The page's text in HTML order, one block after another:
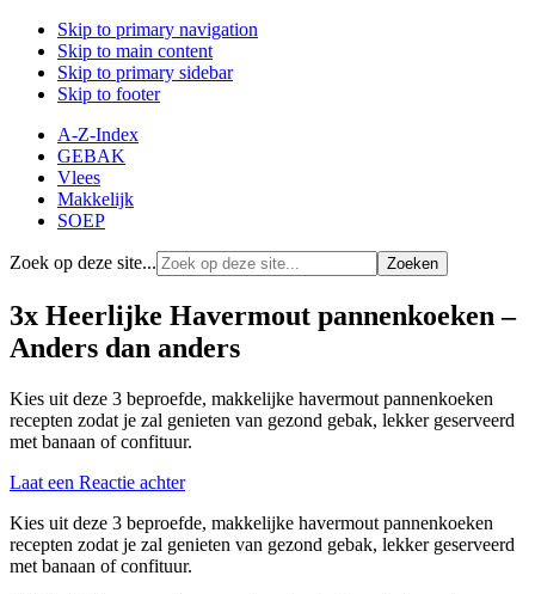
Skip to primary navigation
Skip to main content
Skip to primary sidebar
Skip to footer
A-Z-Index
GEBAK
Vlees
Makkelijk
SOEP
Zoek op deze site...
3x Heerlijke Havermout pannenkoeken –
Anders dan anders
Kies uit deze 3 beproefde, makkelijke havermout pannenkoeken
recepten zodat je zal genieten van gezond gebak, lekker geserveerd
met banaan of confituur.
Laat een Reactie achter
Kies uit deze 3 beproefde, makkelijke havermout pannenkoeken
recepten zodat je zal genieten van gezond gebak, lekker geserveerd
met banaan of confituur.